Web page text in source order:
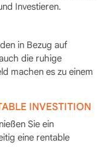
Investieren.
in Bezug auf
die ruhige
machen es zu einem
INVESTITION
Sie ein
eine rentable